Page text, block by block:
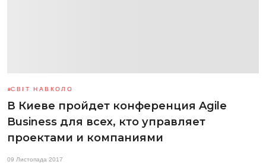
СВІТ НАВКОЛО
В Киеве пройдет конференция Agile
Business для всех, кто управляет
проектами и компаниями
09 Листопада 2017